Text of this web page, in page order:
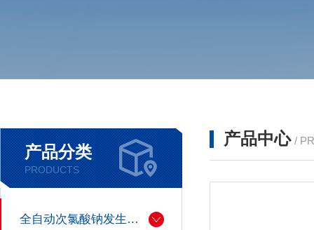
产品分类
PRODUCTS
全自动次氯酸钠发生器厂家
产品中心 /